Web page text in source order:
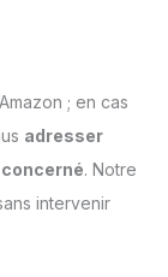
; en cas
adresser
. Notre
intervenir